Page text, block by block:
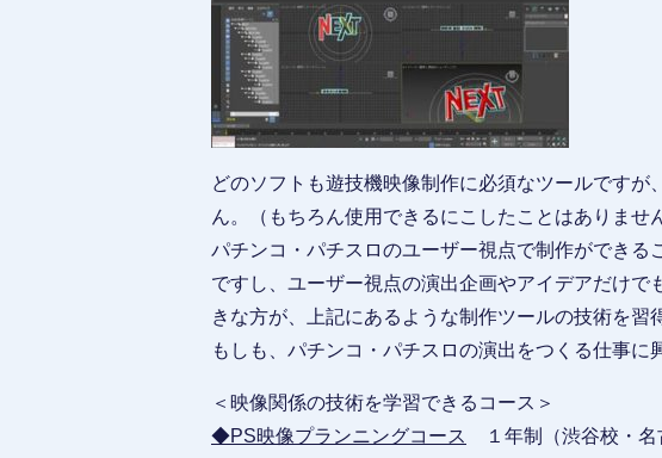
どのソフトも遊技機映像制作に必須なツールです
ん。（もちろん使用できるにこしたことはありませ
パチンコ・パチスロのユーザー視点で制作ができ
ですし、ユーザー視点の演出企画やアイデアだけ
きな方が、上記にあるような制作ツールの技術を習
もしも、パチンコ・パチスロの演出をつくる仕事に
＜映像関係の技術を学習できるコース＞
◆PS映像プランニングコース
１年制（渋谷校・名